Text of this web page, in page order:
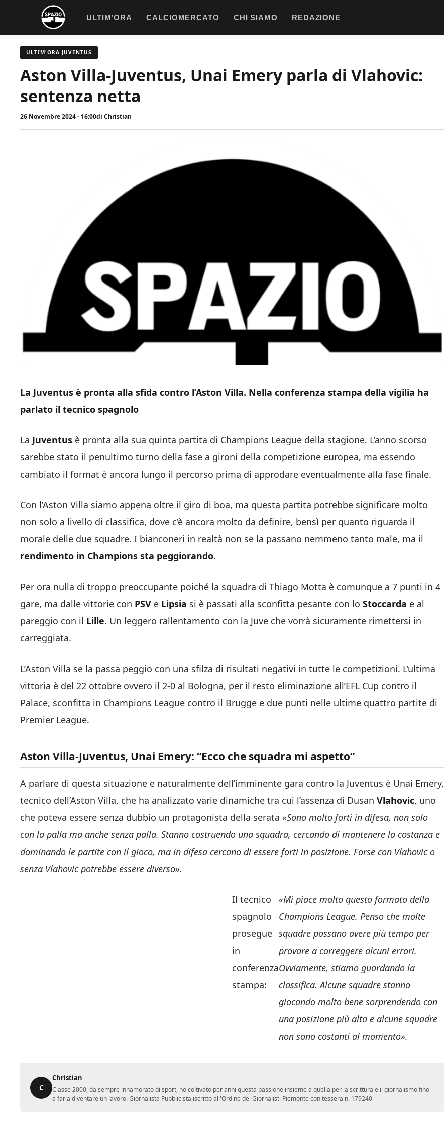
contenuto
ULTIM’ORA CALCIOMERCATO CHI SIAMO REDAZIONE
ULTIM'ORA JUVENTUS
Aston Villa-Juventus, Unai Emery parla di Vlahovic:
sentenza netta
26 Novembre 2024 - 16:00di Christian
La Juventus è pronta alla sfida contro l’Aston Villa. Nella conferenza stampa della vigilia ha
parlato il tecnico spagnolo
La Juventus è pronta alla sua quinta partita di Champions League della stagione. L’anno scorso
sarebbe stato il penultimo turno della fase a gironi della competizione europea, ma essendo
cambiato il format è ancora lungo il percorso prima di approdare eventualmente alla fase finale.
Con l’Aston Villa siamo appena oltre il giro di boa, ma questa partita potrebbe significare molto
non solo a livello di classifica, dove c’è ancora molto da definire, bensì per quanto riguarda il
morale delle due squadre. I bianconeri in realtà non se la passano nemmeno tanto male, ma il
rendimento in Champions sta peggiorando.
Per ora nulla di troppo preoccupante poiché la squadra di Thiago Motta è comunque a 7 punti in 4
gare, ma dalle vittorie con PSV e Lipsia si è passati alla sconfitta pesante con lo Stoccarda e al
pareggio con il Lille. Un leggero rallentamento con la Juve che vorrà sicuramente rimettersi in
carreggiata.
L’Aston Villa se la passa peggio con una sfilza di risultati negativi in tutte le competizioni. L’ultima
vittoria è del 22 ottobre ovvero il 2-0 al Bologna, per il resto eliminazione all’EFL Cup contro il
Palace, sconfitta in Champions League contro il Brugge e due punti nelle ultime quattro partite di
Premier League.
Aston Villa-Juventus, Unai Emery: “Ecco che squadra mi aspetto”
A parlare di questa situazione e naturalmente dell’imminente gara contro la Juventus è Unai Emery,
tecnico dell’Aston Villa, che ha analizzato varie dinamiche tra cui l’assenza di Dusan Vlahovic, uno
che poteva essere senza dubbio un protagonista della serata «Sono molto forti in difesa, non solo
con la palla ma anche senza palla. Stanno costruendo una squadra, cercando di mantenere la costanza e
dominando le partite con il gioco, ma in difesa cercano di essere forti in posizione. Forse con Vlahovic o
senza Vlahovic potrebbe essere diverso».
Il tecnico
spagnolo
prosegue
in
conferenza
stampa:
«Mi piace molto questo formato della
Champions League. Penso che molte
squadre possano avere più tempo per
provare a correggere alcuni errori.
Ovviamente, stiamo guardando la
classifica. Alcune squadre stanno
giocando molto bene sorprendendo con
una posizione più alta e alcune squadre
non sono costanti al momento».
C
Christian
Classe 2000, da sempre innamorato di sport, ho coltivato per anni questa passione insieme a quella per la scrittura e il giornalismo fino
a farla diventare un lavoro. Giornalista Pubblicista iscritto all'Ordine dei Giornalisti Piemonte con tessera n. 179240